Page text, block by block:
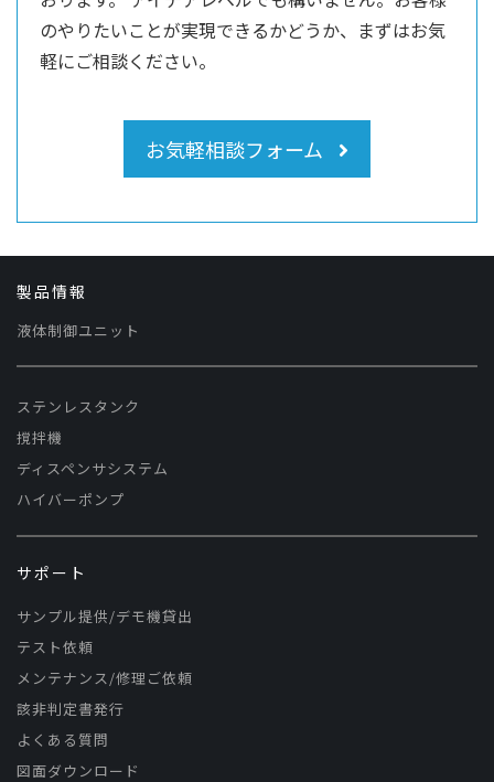
のやりたいことが実現できるかどうか、まずはお気
軽にご相談ください。
お気軽相談フォーム
製品情報
液体制御ユニット
ステンレスタンク
撹拌機
ディスペンサシステム
ハイバーポンプ
サポート
サンプル提供/デモ機貸出
テスト依頼
メンテナンス/修理ご依頼
該非判定書発行
よくある質問
図面ダウンロード